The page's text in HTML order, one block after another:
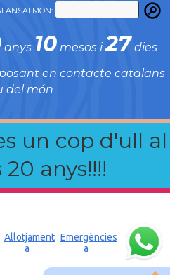
anys 10 mesos i27 dies
en contacte catalans
del món
un cop d'ull al
anys!!!!
Allotjament
a
Emergències
a